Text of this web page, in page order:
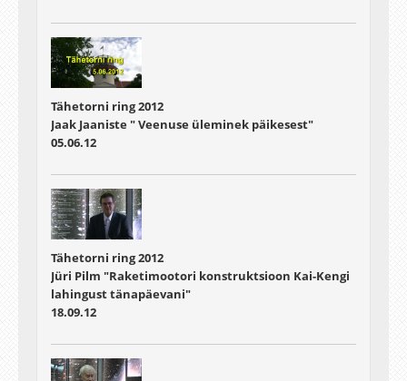
Tähetorni ring 2012
Jaak Jaaniste " Veenuse üleminek päikesest"
05.06.12
Tähetorni ring 2012
Jüri Pilm "Raketimootori konstruktsioon Kai-Kengi
lahingust tänapäevani"
18.09.12